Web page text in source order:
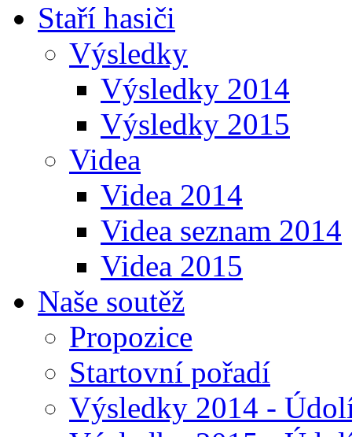
Staří hasiči
Výsledky
Výsledky 2014
Výsledky 2015
Videa
Videa 2014
Videa seznam 2014
Videa 2015
Naše soutěž
Propozice
Startovní pořadí
Výsledky 2014 -